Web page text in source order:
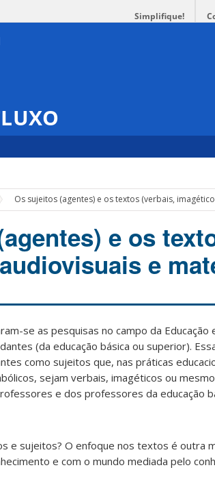
Simplifique!
Os sujeitos (agentes) e os textos (verbais,
e os
e
se as pesquisas no campo da Educação
(da educação básica ou superior).
como sujeitos que, nas práticas
sejam verbais, imagéticos ou
e dos professores da educação
e sujeitos? O enfoque nos textos é outra
e com o mundo mediada pelo